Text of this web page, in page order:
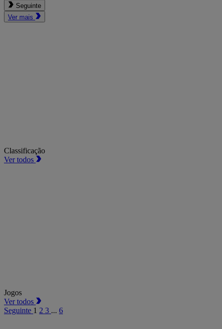
Seguinte
Ver mais
Classificação
Ver todos
Jogos
Ver todos
Seguinte 1 2 3 ... 6